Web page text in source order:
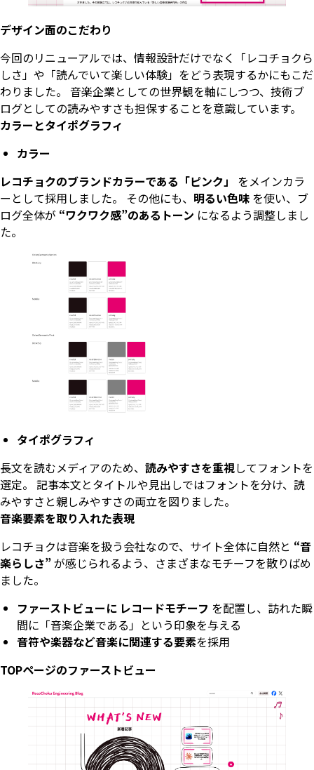
デザイン面のこだわり
今回のリニューアルでは、情報設計だけでなく「レコチョクら
しさ」や「読んでいて楽しい体験」をどう表現するかにもこだ
わりました。 音楽企業としての世界観を軸にしつつ、技術ブ
ログとしての読みやすさも担保することを意識しています。
カラーとタイポグラフィ
カラー
レコチョクのブランドカラーである「ピンク」
をメインカラ
ーとして採用しました。 その他にも、 明るい色味 を使い、ブ
ログ全体が “ワクワク感”のあるトーン になるよう調整しまし
た。
タイポグラフィ
長文を読むメディアのため、 読みやすさを重視してフォントを
選定。 記事本文とタイトルや見出しではフォントを分け、読
みやすさと親しみやすさの両立を図りました。
音楽要素を取り入れた表現
レコチョクは音楽を扱う会社なので、サイト全体に自然と “音
楽らしさ”が感じられるよう、さまざまなモチーフを散りばめ
ました。
ファーストビューに レコードモチーフ を配置し、訪れた瞬
間に「音楽企業である」という印象を与える
音符や楽器など音楽に関連する要素を採用
TOPページのファーストビュー